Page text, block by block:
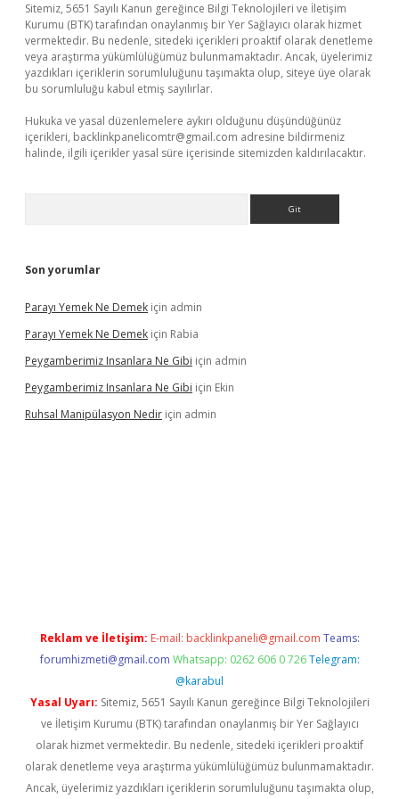
Sitemiz, 5651 Sayılı Kanun gereğince Bilgi Teknolojileri ve İletişim
Kurumu (BTK) tarafından onaylanmış bir Yer Sağlayıcı olarak hizmet
vermektedir. Bu nedenle, sitedeki içerikleri proaktif olarak denetleme
veya araştırma yükümlülüğümüz bulunmamaktadır. Ancak, üyelerimiz
yazdıkları içeriklerin sorumluluğunu taşımakta olup, siteye üye olarak
bu sorumluluğu kabul etmiş sayılırlar.
Hukuka ve yasal düzenlemelere aykırı olduğunu düşündüğünüz
içerikleri, backlinkpanelicomtr@gmail.com adresine bildirmeniz
halinde, ilgili içerikler yasal süre içerisinde sitemizden kaldırılacaktır.
Son yorumlar
Parayı Yemek Ne Demek için admin
Parayı Yemek Ne Demek için Rabia
Peygamberimiz Insanlara Ne Gibi için admin
Peygamberimiz Insanlara Ne Gibi için Ekin
Ruhsal Manipülasyon Nedir için admin
Reklam ve İletişim: E-mail: backlinkpaneli@gmail.com Teams:
forumhizmeti@gmail.com Whatsapp: 0262 606 0 726 Telegram:
@karabul
Yasal Uyarı: Sitemiz, 5651 Sayılı Kanun gereğince Bilgi Teknolojileri
ve İletişim Kurumu (BTK) tarafından onaylanmış bir Yer Sağlayıcı
olarak hizmet vermektedir. Bu nedenle, sitedeki içerikleri proaktif
olarak denetleme veya araştırma yükümlülüğümüz bulunmamaktadır.
Ancak, üyelerimiz yazdıkları içeriklerin sorumluluğunu taşımakta olup,